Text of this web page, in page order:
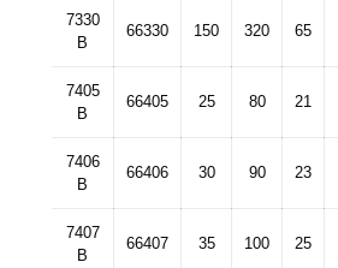
7330
B
66330 150 320 65
7405
B
66405 25 80 21
7406
B
66406 30 90 23
7407
B
66407 35 100 25